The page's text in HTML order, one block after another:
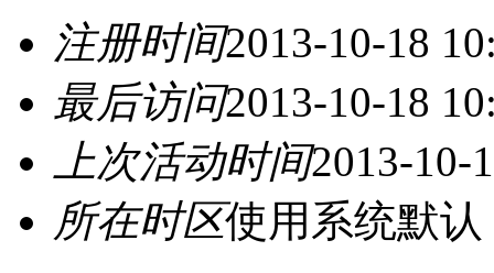
注册时间2013-10-18
最后访问2013-10-18
上次活动时间2013-10-
所在时区使用系统默认